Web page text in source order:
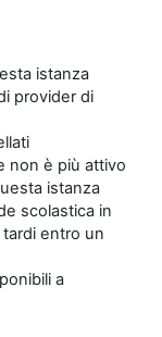
istanza
provider di
non è più attivo
istanza
scolastica in
entro un
a